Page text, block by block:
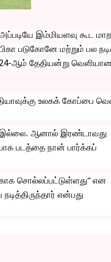
இம்மியளவு கூட
படுகோனே மற்றும் பல
24-ஆம் தேதியன்று
உலகக் கோப்பை
இல்லை. ஆனால் இரண்டாவது
படத்தை நான் பார்க்கப்
சொல்லப்பட்டுள்ளது” என
என்பது